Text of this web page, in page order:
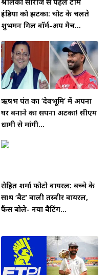
इंडिया को झटका: चोट के चलते
शुभमन गिल वॉर्म-अप मैच...
ऋषभ पंत का ‘देवभूमि’ में अपना
घर बनाने का सपना अटका! सीएम
धामी से मांगी...
रोहित शर्मा फोटो वायरल: बच्चे के
साथ ‘बैट’ वाली तस्वीर वायरल,
फैंस बोले- नया बैटिंग...